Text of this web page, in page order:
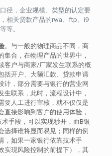
径，企业规模、类型的认定要
相关贷款产品的rwa、ftp、i9
等。
。与一般的物理商品不同，商
集合，在物理产品的世界中，
客户与商家/厂家发生联系的概
括开户、大额汇款、贷款申请
计，部分需要与银行的营业网
生联系，此时，流程设计中，
要人工进行审核，就不仅仅是
直接影响到客户的使用体验，
手段，可以实现秒开，而B银
选择谁将显而易见；同样的例
，如果一家银行依靠技术手
实现风险控制的前提下），其